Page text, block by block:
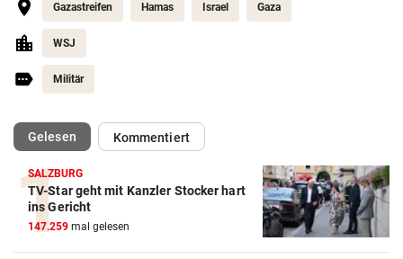
Gazastreifen Hamas Israel Gaza
WSJ
Militär
Gelesen(ausgewählt)Kommentiert
SALZBURG
TV-Star geht mit Kanzler Stocker hart
ins Gericht
147.259 mal gelesen